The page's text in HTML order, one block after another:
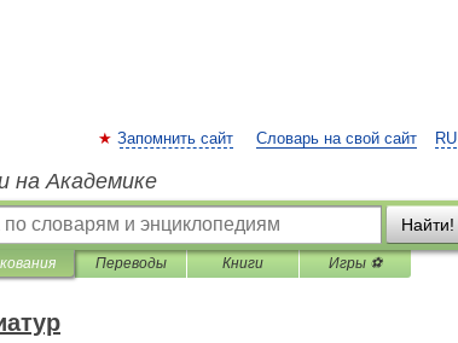
RU
Запомнить сайт Словарь на свой сайт
на Академике
Найти!
Переводы Книги Игры ⚽